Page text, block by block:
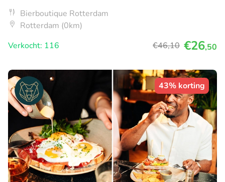
Bierboutique Rotterdam
Rotterdam (0km)
Verkocht: 116
€46,10 €26,50
43% korting